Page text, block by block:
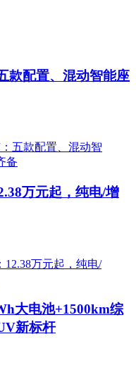
款配置、混动智能座
万元起，纯电/增
大电池+1500km综
新标杆